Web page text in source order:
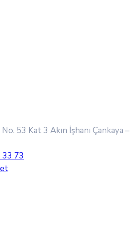
53 Kat 3 Akın İşhanı Çankaya –
73